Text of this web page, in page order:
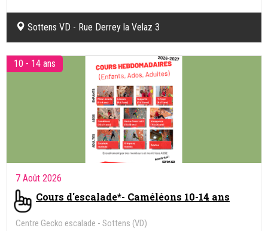
Sottens VD - Rue Derrey la Velaz 3
10 - 14 ans
7 Août 2026
Cours d'escalade*- Caméléons 10-14 ans
Centre Gecko escalade - Sottens (VD)